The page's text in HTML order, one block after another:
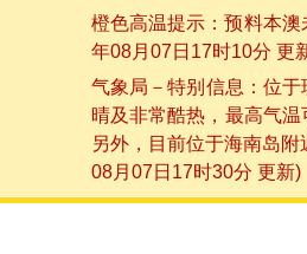
橙色高温提示：预料本
年08月07日17时10分 更
气象局－特别信息：位
晴及非常酷热，最高气
另外，目前位于海南岛
08月07日17时30分 更新)